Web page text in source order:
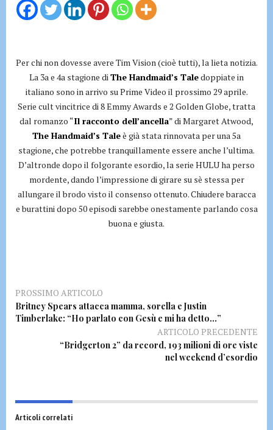
Per chi non dovesse avere Tim Vision (cioè tutti), la lieta notizia.
La 3a e 4a stagione diThe Handmaid’s Taledoppiate in
italiano sono in arrivo su Prime Video il prossimo 29 aprile.
Serie cult vincitrice di 8 Emmy Awards e 2 Golden Globe, tratta
dal romanzo “Il racconto dell’ancella” di Margaret Atwood,
The Handmaid’s Taleè già stata rinnovata per una 5a
stagione, che potrebbe tranquillamente essere anche l’ultima.
D’altronde dopo il folgorante esordio, la serie HULU ha perso
mordente, dando l’impressione di girare su sè stessa per
allungare il brodo visto il consenso ottenuto. Chiudere baracca
e burattini dopo 50 episodi sarebbe onestamente parlando cosa
buona e giusta.
PROSSIMO ARTICOLO
Britney Spears attacca mamma, sorella e Justin
Timberlake: “Ho parlato con Gesù e mi ha detto…”
ARTICOLO PRECEDENTE
“Bridgerton 2” da record, 193 milioni di ore viste
nel weekend d’esordio
Articoli correlati